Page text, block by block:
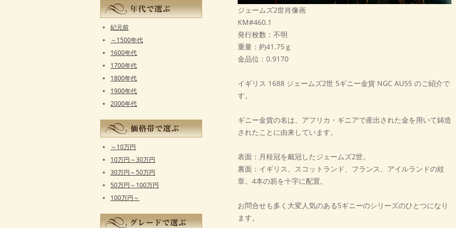
ジェームズ2世肖像画
KM#460.1
発行枚数：不明
重量：約41.75ｇ
金品位：0.9170
イギリス 1688 ジェームズ2世 5ギニー金貨 NGC AU55 のご紹介で
す。
ギニー金貨の名は、アフリカ・ギニアで産出された金を用いて鋳造
されたことに由来しています。
表面：月桂冠を戴冠したジェームズ2世。
裏面：イギリス、スコットランド、フランス、アイルランドの紋
章。4本の笏を十字に配置。
お問合せも多く大変人気のある5ギニーのシリーズのひとつになり
ます。
紀元前
～1500年代
1600年代
1700年代
1800年代
1900年代
2000年代
～10万円
10万円～30万円
30万円～50万円
50万円～100万円
100万円～